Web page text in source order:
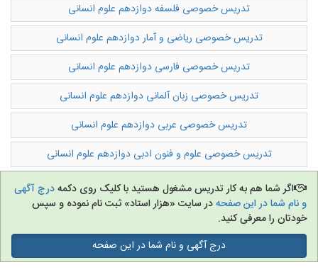
تدریس خصوصی فلسفه دوازدهم علوم انسانی
تدریس خصوصی ریاضی و آمار دوازدهم علوم انسانی
تدریس خصوصی فارسی دوازدهم علوم انسانی
تدریس خصوصی زبان آلمانی دوازدهم علوم انسانی
تدریس خصوصی عربی دوازدهم علوم انسانی
تدریس خصوصی علوم و فنون ادبی دوازدهم علوم انسانی
اگر شما هم به کار تدریس مشغول هستید با کلیک روی دکمهدرج آگهی
و نام شما در این صفحهدر سایت «هزار استاد» ثبت نام نموده و سپس
خودتان را معرفی کنید.
درج آگهی و نام شما در این صفحه